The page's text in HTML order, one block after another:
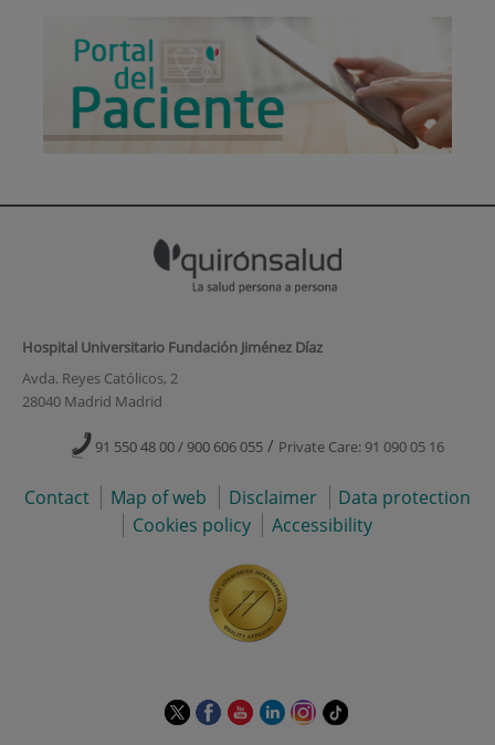
Hospital Universitario Fundación Jiménez Díaz
Avda. Reyes Católicos, 2
28040 Madrid Madrid
91 550 48 00 / 900 606 055 / Private Care: 91 090 05 16
Contact Map of web Disclaimer
Data protection
Cookies policy
Accessibility
This This This This This Link